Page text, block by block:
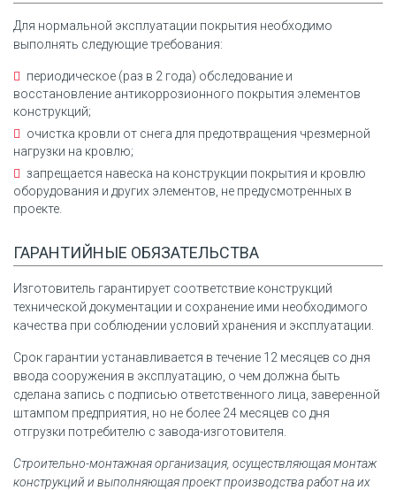
Для нормальной эксплуатации покрытия необходимо
выполнять следующие требования:
периодическое (раз в 2 года) обследование и
восстановление антикоррозионного покрытия элементов
конструкций;
очистка кровли от снега для предотвращения чрезмерной
нагрузки на кровлю;
запрещается навеска на конструкции покрытия и кровлю
оборудования и других элементов, не предусмотренных в
проекте.
ГАРАНТИЙНЫЕ ОБЯЗАТЕЛЬСТВА
Изготовитель гарантирует соответствие конструкций
технической документации и сохранение ими необходимого
качества при соблюдении условий хранения и эксплуатации.
Срок гарантии устанавливается в течение 12 месяцев со дня
ввода сооружения в эксплуатацию, о чем должна быть
сделана запись с подписью ответственного лица, заверенной
штампом предприятия, но не более 24 месяцев со дня
отгрузки потребителю с завода-изготовителя.
Строительно-монтажная организация, осуществляющая монтаж
конструкций и выполняющая проект производства работ на их